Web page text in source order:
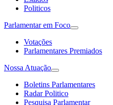
Politicos
Parlamentar em Foco
Votações
Parlamentares Premiados
Nossa Atuação
Boletins Parlamentares
Radar Politico
Pesquisa Parlamentar